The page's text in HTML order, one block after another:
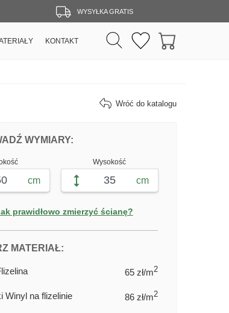
WYSYŁKA GRATIS
KONTAKT
Wróć do katalogu
FOTOTAPETĘ DESKA
WYMIARY:FOTOTAPETY DESKA
cm
Wysokość
cm
prawidłowo zmierzyć ścianę?
MATERIAŁ:DLA FOTOTAPETY DESKA
65 zł/m2
Winyl na flizelinie 86 zł/m2